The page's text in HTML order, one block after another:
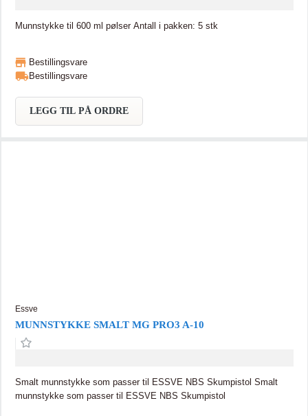
Munnstykke til 600 ml pølser Antall i pakken: 5 stk
Bestillingsvare
Bestillingsvare
LEGG TIL PÅ ORDRE
Essve
MUNNSTYKKE SMALT MG PRO3 A-10
Smalt munnstykke som passer til ESSVE NBS Skumpistol Smalt
munnstykke som passer til ESSVE NBS Skumpistol